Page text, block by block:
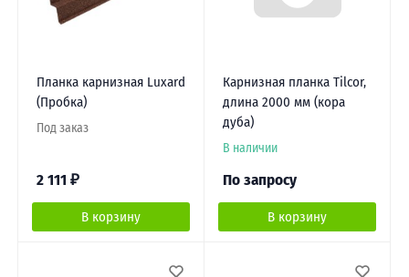
Планка карнизная Luxard
(Пробка)
Под заказ
2 111 ₽
В корзину
Карнизная планка Tilcor,
длина 2000 мм (кора
дуба)
В наличии
По запросу
В корзину